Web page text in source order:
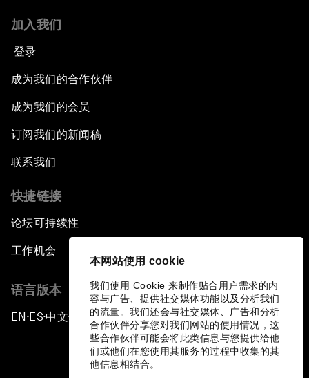
本网站使用 cookie
我们使用 Cookie 来制作贴合用户需求的内
容与广告、提供社交媒体功能以及分析我们
的流量。我们还会与社交媒体、广告和分析
合作伙伴分享您对我们网站的使用情况，这
些合作伙伴可能会将此类信息与您提供给他
们或他们在您使用其服务的过程中收集的其
他信息相结合。
加入我们
登录
成为我们的合作伙伴
成为我们的会员
订阅我们的新闻稿
联系我们
快捷链接
论坛可持续性
工作机会
语言版本
EN ▪ES▪中文▪ 日本語